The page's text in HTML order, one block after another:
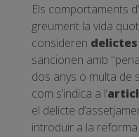
Els comportaments
greument la vida
consideren
sancionen amb
dos anys o multa de
com s’indica a l’
el delicte
introduir a la